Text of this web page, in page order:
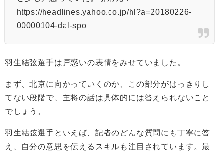
https://headlines.yahoo.co.jp/hl?a=20180226-
00000104-dal-spo
羽生結弦選手は戸惑いの表情をみせていました。
まず、北京に向かっていくのか、この部分がはっきりし
てない段階で、主将の話は具体的には答えられないこと
でしょう。
羽生結弦選手といえば、記者のどんな質問にも丁寧に答
え、自分の意思を伝えるスキルも注目されています。最